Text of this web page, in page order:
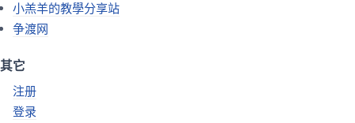
小羔羊的教學分享站
争渡网
其它
注册
登录